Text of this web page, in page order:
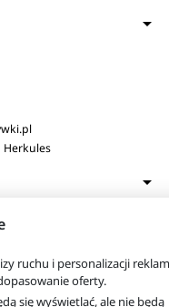
arrow_drop_down
Herkules
arrow_drop_down
ruchu i personalizacji
oferty.
się wyświetlać, ale nie będą